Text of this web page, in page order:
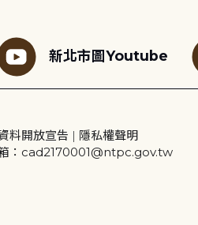
新北市圖Youtube
料開放宣告 | 隱私權聲明
：cad2170001@ntpc.gov.tw